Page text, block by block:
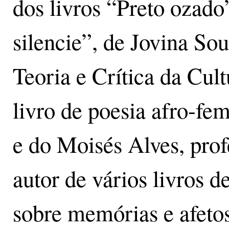
dos livros “Preto
silencie”, de Jovina
Teoria e Crítica da
livro de poesia afro-
e do Moisés Alves,
autor de vários livros
sobre memórias e